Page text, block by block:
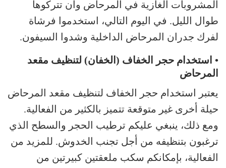
المشروبات الغازية في المرحاض وأن تتركوها
طوال الليل. في اليوم التالي، استخدموا فرشاة
لفرك جدران المرحاض الداخلية وشدوا السيفون.
• استخدام حجر الخفاف (الخفان) لتنظيف مقعد
المرحاض
يعتبر استخدام حجر الخفاف لتنظيف مقعد المرحاض
حيلة أخرى غير متوقعة تتميز بالكثير من الفعالية.
ومع ذلك، ينبغي عليكم ترطيب الحجر والسطح الذي
ترغبون بتنظيفه من أجل تجنب الخدوش. للمزيد من
الفعالية، بإمكانكم سكب ملعقتين كبيرتين من